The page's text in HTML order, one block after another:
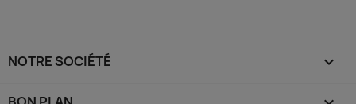
NOTRE SOCIÉTÉ 